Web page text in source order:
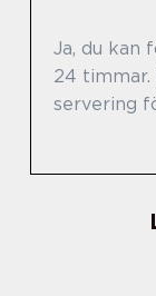
Ja, du kan
24
servering